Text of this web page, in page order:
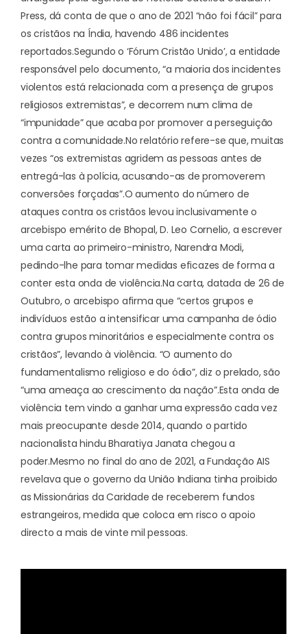
Press, dá conta de que o ano de 2021 “não foi fácil” para
os cristãos na Índia, havendo 486 incidentes
reportados.Segundo o ‘Fórum Cristão Unido’, a entidade
responsável pelo documento, “a maioria dos incidentes
violentos está relacionada com a presença de grupos
religiosos extremistas”, e decorrem num clima de
“impunidade” que acaba por promover a perseguição
contra a comunidade.No relatório refere-se que, muitas
vezes “os extremistas agridem as pessoas antes de
entregá-las à polícia, acusando-as de promoverem
conversões forçadas”.O aumento do número de
ataques contra os cristãos levou inclusivamente o
arcebispo emérito de Bhopal, D. Leo Cornelio, a escrever
uma carta ao primeiro-ministro, Narendra Modi,
pedindo-lhe para tomar medidas eficazes de forma a
conter esta onda de violência.Na carta, datada de 26 de
Outubro, o arcebispo afirma que “certos grupos e
indivíduos estão a intensificar uma campanha de ódio
contra grupos minoritários e especialmente contra os
cristãos”, levando à violência. “O aumento do
fundamentalismo religioso e do ódio”, diz o prelado, são
“uma ameaça ao crescimento da nação”.Esta onda de
violência tem vindo a ganhar uma expressão cada vez
mais preocupante desde 2014, quando o partido
nacionalista hindu Bharatiya Janata chegou a
poder.Mesmo no final do ano de 2021, a Fundação AIS
revelava que ogoverno da União Indiana tinha proibido
as Missionárias da Caridade de receberem fundos
estrangeiros, medida que coloca em risco o apoio
directo a mais de vinte mil pessoas.